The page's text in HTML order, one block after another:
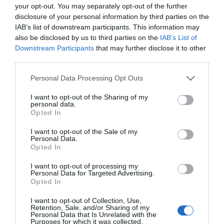
your opt-out. You may separately opt-out of the further
disclosure of your personal information by third parties on the
IAB’s list of downstream participants. This information may
also be disclosed by us to third parties on the IAB’s List of
Downstream Participants that may further disclose it to other
Personal Data Processing Opt Outs
I want to opt-out of the Sharing of my
personal data.
Opted In
I want to opt-out of the Sale of my
Personal Data.
Opted In
I want to opt-out of processing my
Personal Data for Targeted Advertising.
Opted In
I want to opt-out of Collection, Use,
Retention, Sale, and/or Sharing of my
Personal Data that Is Unrelated with the
Purposes for which it was collected.
«Abordaje de la soledad: un desafío compartido»
elaborado por el Instituto de Salud Global de Barcelona
(ISGlobal) con la colaboración del Consejo Asesor Social
de la Profesión Farmacéutica, integrado por la propia
organización colegial y otras entidades de la sociedad
civil1.
sociedad y como tal se afronta en este estudio, que se
detiene en capítulos particulares dedicados a su
enfermedades crónicas, discapacidad y dependencia, así
como también a las consecuencias de la soledad en las
personas jóvenes. Una de cada cinco personas en
España sufre soledad, y requiere un abordaje integral y
desde una perspectiva interdisciplinar, como propone
este trabajo.